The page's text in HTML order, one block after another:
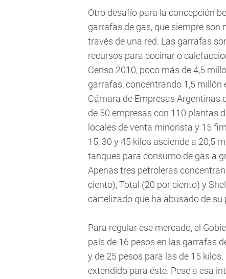
Otro desafío para la concepción
garrafas de gas, que siempre son
través de una red. Las garrafas
recursos para cocinar o
Censo 2010, poco más de 4,5
garrafas, concentrando 1,5 millón
Cámara de Empresas Argentinas
de 50 empresas con 110 plantas
locales de venta minorista y 15
15, 30 y 45 kilos asciende a 20,5
tanques para consumo de gas a
Apenas tres petroleras
ciento), Total (20 por ciento) y
cartelizado que ha abusado de
Para regular ese mercado, el
país de 16 pesos en las garrafas
y de 25 pesos para las de 15
extendido para éste. Pese a esa